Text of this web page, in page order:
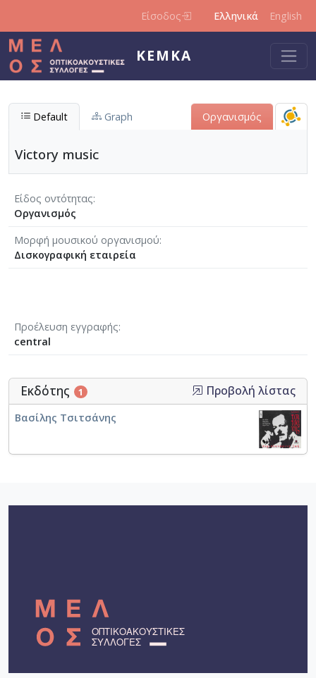
Είσοδος Ελληνικά English
ΚΕΜΚΑ
Default Graph Οργανισμός
Victory music
Είδος οντότητας
Οργανισμός
Μορφή μουσικού οργανισμού
Δισκογραφική εταιρεία
Προέλευση εγγραφής
central
Εκδότης 1 Προβολή λίστας
Βασίλης Τσιτσάνης